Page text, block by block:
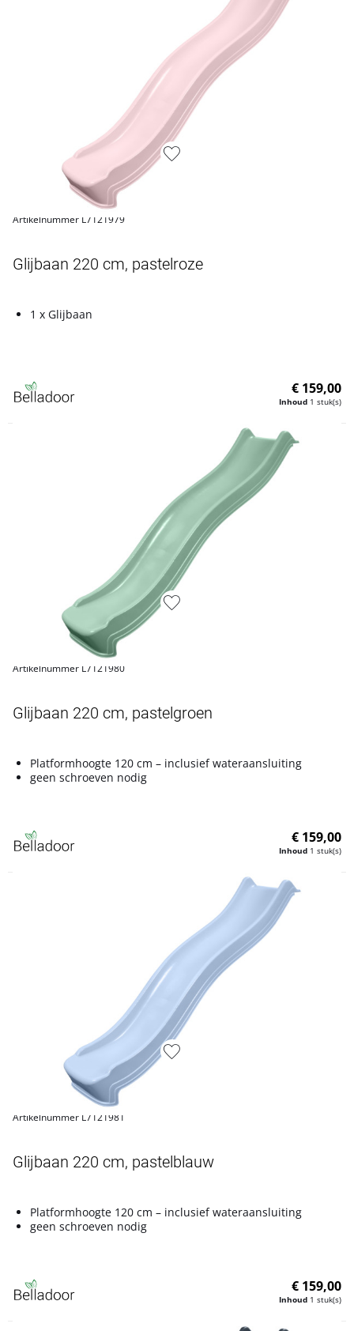
Artikelnummer L7121979
Glijbaan 220 cm, pastelroze
1 x Glijbaan
Inhoud 1 stuk(s)
€ 159,00
Artikelnummer L7121980
Glijbaan 220 cm, pastelgroen
Platformhoogte 120 cm – inclusief wateraansluiting
geen schroeven nodig
Inhoud 1 stuk(s)
€ 159,00
Artikelnummer L7121981
Glijbaan 220 cm, pastelblauw
Platformhoogte 120 cm – inclusief wateraansluiting
geen schroeven nodig
Inhoud 1 stuk(s)
€ 159,00